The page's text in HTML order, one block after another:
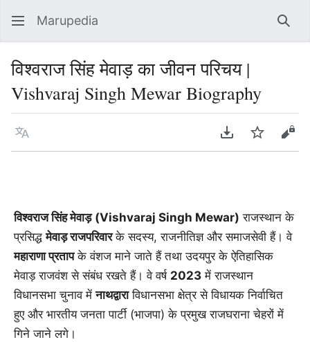
Marupedia
विश्वराज सिंह मेवाड़ का जीवन परिचय |
Vishvaraj Singh Mewar Biography
Language Download PDF
Watch
विश्वराज सिंह मेवाड़ (Vishvaraj Singh Mewar) राजस्थान के
प्रसिद्धमेवाड़ राजपरिवारके सदस्य, राजनीतिज्ञ और समाजसेवी हैं। वे
महाराणा प्रतापके वंशज माने जाते हैं तथा उदयपुर के ऐतिहासिक
मेवाड़ राजवंश से संबंध रखते हैं। वे वर्ष 2023 में राजस्थान
विधानसभा चुनाव मेंनाथद्वाराविधानसभा क्षेत्र से विधायक निर्वाचित
हुए और भारतीय जनता पार्टी (भाजपा) के प्रमुख राजघराना चेहरों में
गिने जाने लगे।